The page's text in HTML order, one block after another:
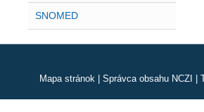
SNOMED
Mapa stránok| Správca obsahu NCZI